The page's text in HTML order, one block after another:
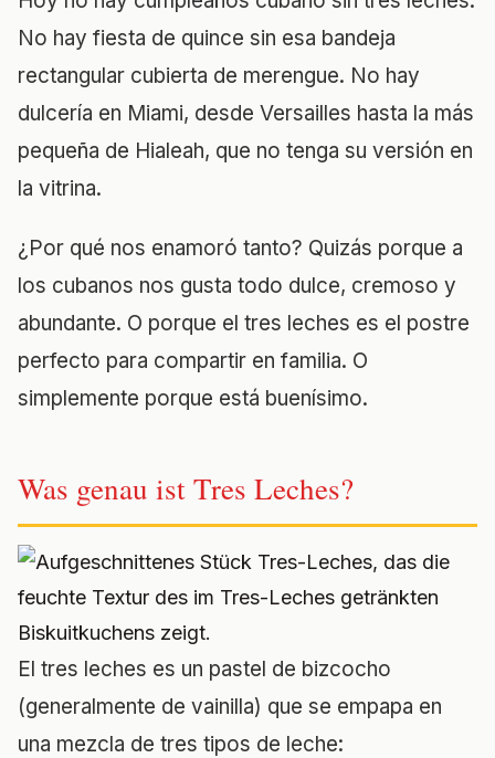
No hay fiesta de quince sin esa bandeja
rectangular cubierta de merengue. No hay
dulcería en Miami, desde Versailles hasta la más
pequeña de Hialeah, que no tenga su versión en
la vitrina.
¿Por qué nos enamoró tanto? Quizás porque a
los cubanos nos gusta todo dulce, cremoso y
abundante. O porque el tres leches es el postre
perfecto para compartir en familia. O
simplemente porque está buenísimo.
Was genau ist Tres Leches?
El tres leches es un pastel de bizcocho
(generalmente de vainilla) que se empapa en
una mezcla de tres tipos de leche: